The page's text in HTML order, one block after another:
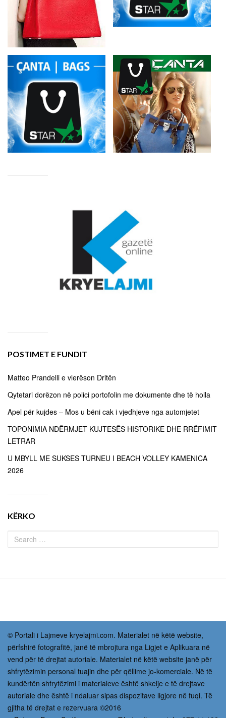
POSTIMET E FUNDIT
Matteo Prandelli e vlerëson Dritën
Qytetari dorëzon në polici portofolin me dokumente dhe të holla
Apel për kujdes – Mos u bëni cak i vjedhjeve nga automjetet
TOPONIMIA NDËRMJET KUJTESËS HISTORIKE DHE RRËFIMIT
LETRAR
U MBYLL ME SUKSES TURNEU I BEACH VOLLEY KAMENICA
2026
KËRKO
© Portali i Lajmeve kryelajmi.com. Materialet në këtë website,
përfshirë fotografitë, janë të mbrojtura nga Ligjet e Aplikuara në
vend për të drejtat autoriale. Materialet në këtë website janë për
shfrytëzimin personal tuajin dhe për qëllime jo-komerciale. Në të
kundërtën shfrytëzimi i materialeve është shkelje e të drejtave
autoriale dhe është i ndaluar sipas dispozitave ligjore në fuqi. Të
gjitha të drejtat e rezervuara ©2016